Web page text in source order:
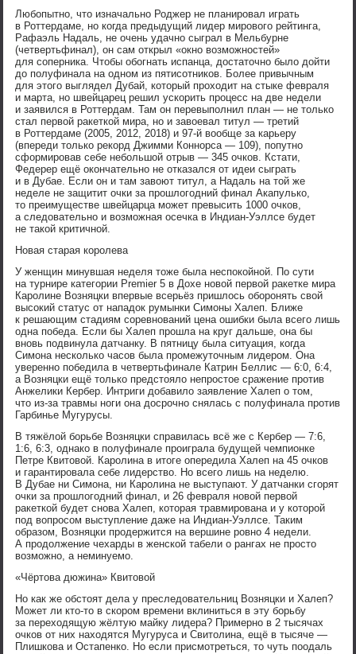
Любопытно, что изначально Роджер не планировал играть
в Роттердаме, но когда предыдущий лидер мирового рейтинга,
Рафаэль Надаль, не очень удачно сыграл в Мельбурне
(четвертьфинал), он сам открыл «окно возможностей»
для соперника. Чтобы обогнать испанца, достаточно было дойти
до полуфинала на одном из пятисотников. Более привычным
для этого выглядел Дубай, который проходит на стыке февраля
и марта, но швейцарец решил ускорить процесс на две недели
и заявился в Роттердам. Там он перевыполнил план — не только
стал первой ракеткой мира, но и завоевал титул — третий
в Роттердаме (2005, 2012, 2018) и 97-й вообще за карьеру
(впереди только рекорд Джимми Коннорса — 109), попутно
сформировав себе небольшой отрыв — 345 очков. Кстати,
Федерер ещё окончательно не отказался от идеи сыграть
и в Дубае. Если он и там завоют титул, а Надаль на той же
неделе не защитит очки за прошлогодний финал Акапулько,
то преимуществе швейцарца может превысить 1000 очков,
а следовательно и возможная осечка в Индиан-Уэллсе будет
не такой критичной.
Новая старая королева
У женщин минувшая неделя тоже была неспокойной. По сути
на турнире категории Premier 5 в Дохе новой первой ракетке мира
Каролине Возняцки впервые всерьёз пришлось оборонять свой
высокий статус от нападок румынки Симоны Халеп. Ближе
к решающим стадиям соревнований цена ошибки была всего лишь
одна победа. Если бы Халеп прошла на круг дальше, она бы
вновь подвинула датчанку. В пятницу была ситуация, когда
Симона несколько часов была промежуточным лидером. Она
уверенно победила в четвертьфинале Катрин Беллис — 6:0, 6:4,
а Возняцки ещё только предстояло непростое сражение против
Анжелики Кербер. Интриги добавило заявление Халеп о том,
что из-за травмы ноги она досрочно снялась с полуфинала против
Гарбинье Мугурусы.
В тяжёлой борьбе Возняцки справилась всё же с Кербер — 7:6,
1:6, 6:3, однако в полуфинале проиграла будущей чемпионке
Петре Квитовой. Каролина в итоге опередила Халеп на 45 очков
и гарантировала себе лидерство. Но всего лишь на неделю.
В Дубае ни Симона, ни Каролина не выступают. У датчанки сгорят
очки за прошлогодний финал, и 26 февраля новой первой
ракеткой будет снова Халеп, которая травмирована и у которой
под вопросом выступление даже на Индиан-Уэллсе. Таким
образом, Возняцки продержится на вершине ровно 4 недели.
А продолжение чехарды в женской табели о рангах не просто
возможно, а неминуемо.
«Чёртова дюжина» Квитовой
Но как же обстоят дела у преследовательниц Возняцки и Халеп?
Может ли кто-то в скором времени вклиниться в эту борьбу
за переходящую жёлтую майку лидера? Примерно в 2 тысячах
очков от них находятся Мугуруса и Свитолина, ещё в тысяче —
Плишкова и Остапенко. Но если присмотреться, то чуть поодаль